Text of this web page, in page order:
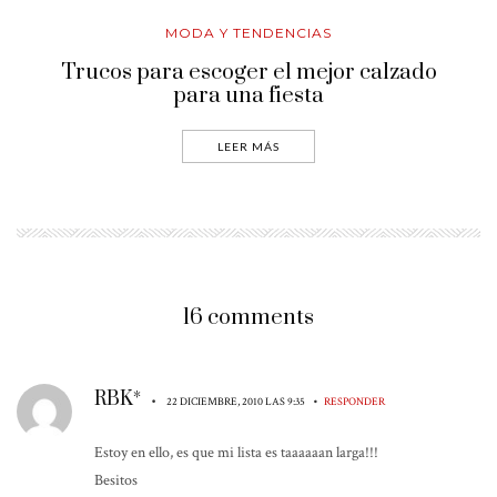
MODA Y TENDENCIAS
Trucos para escoger el mejor calzado
para una fiesta
LEER MÁS
16 comments
RBK* • 22 DICIEMBRE, 2010 LAS 9:35 • RESPONDER
Estoy en ello, es que mi lista es taaaaaan larga!!!
Besitos